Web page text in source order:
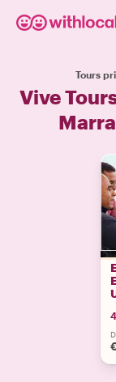
Tours
Vive